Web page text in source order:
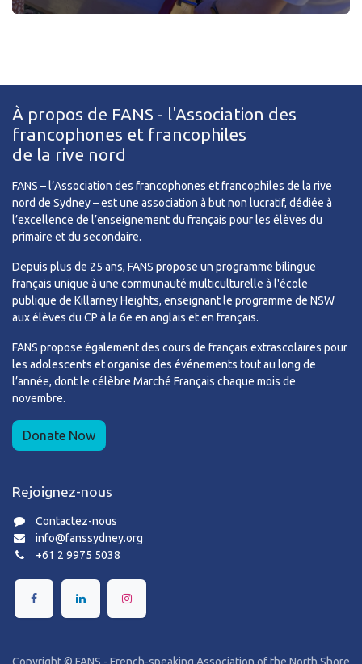
À propos de FANS - l'Association des
francophones et francophiles
de la rive nord
FANS – l’Association des francophones et francophiles de la rive
nord de Sydney – est une association à but non lucratif, dédiée à
l’excellence de l’enseignement du français pour les élèves du
primaire et du secondaire.
Depuis plus de 25 ans, FANS propose un programme bilingue
français unique à une communauté multiculturelle à l'école
publique de Killarney Heights, enseignant le programme de NSW
aux élèves du CP à la 6e en anglais et en français.
FANS propose également des cours de français extrascolaires pour
les adolescents et organise des événements tout au long de
l’année, dont le célèbre Marché Français chaque mois de
novembre.
Donate Now
Rejoignez-nous
Contactez-nous
info@fanssydney.org
+61 2 9975 5038